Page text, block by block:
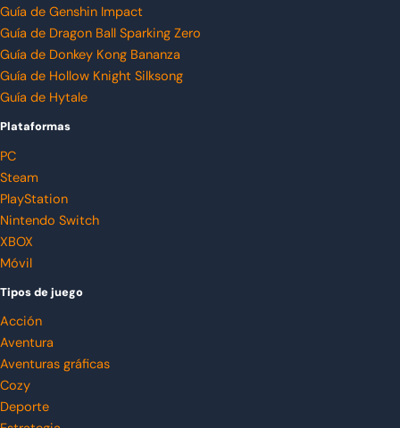
Guía de Genshin Impact
Guía de Dragon Ball Sparking Zero
Guía de Donkey Kong Bananza
Guía de Hollow Knight Silksong
Guía de Hytale
Plataformas
PC
Steam
PlayStation
Nintendo Switch
XBOX
Móvil
Tipos de juego
Acción
Aventura
Aventuras gráficas
Cozy
Deporte